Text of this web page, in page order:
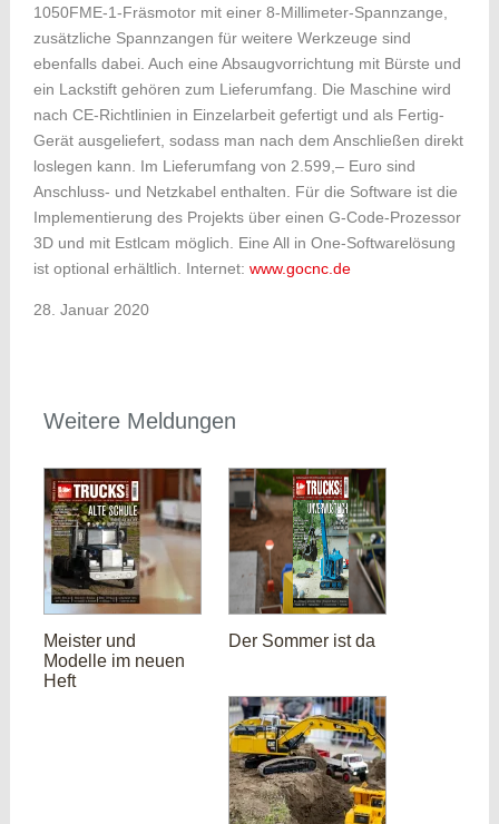
1050FME-1-Fräsmotor mit einer 8-Millimeter-Spannzange,
zusätzliche Spannzangen für weitere Werkzeuge sind
ebenfalls dabei. Auch eine Absaugvorrichtung mit Bürste und
ein Lackstift gehören zum Lieferumfang. Die Maschine wird
nach CE-Richtlinien in Einzelarbeit gefertigt und als Fertig-
Gerät ausgeliefert, sodass man nach dem Anschließen direkt
loslegen kann. Im Lieferumfang von 2.599,– Euro sind
Anschluss- und Netzkabel enthalten. Für die Software ist die
Implementierung des Projekts über einen G-Code-Prozessor
3D und mit Estlcam möglich. Eine All in One-Softwarelösung
ist optional erhältlich. Internet:www.gocnc.de
28. Januar 2020
Weitere Meldungen
Meister und
Modelle im neuen
Heft
Der Sommer ist da